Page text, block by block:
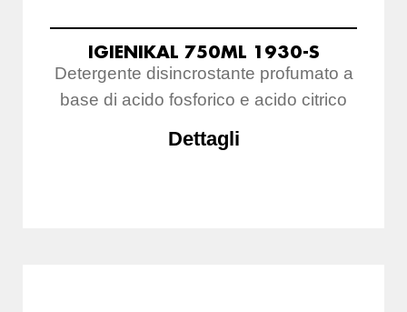
IGIENIKAL 750ML 1930-S
Detergente disincrostante profumato a
base di acido fosforico e acido citrico
Dettagli